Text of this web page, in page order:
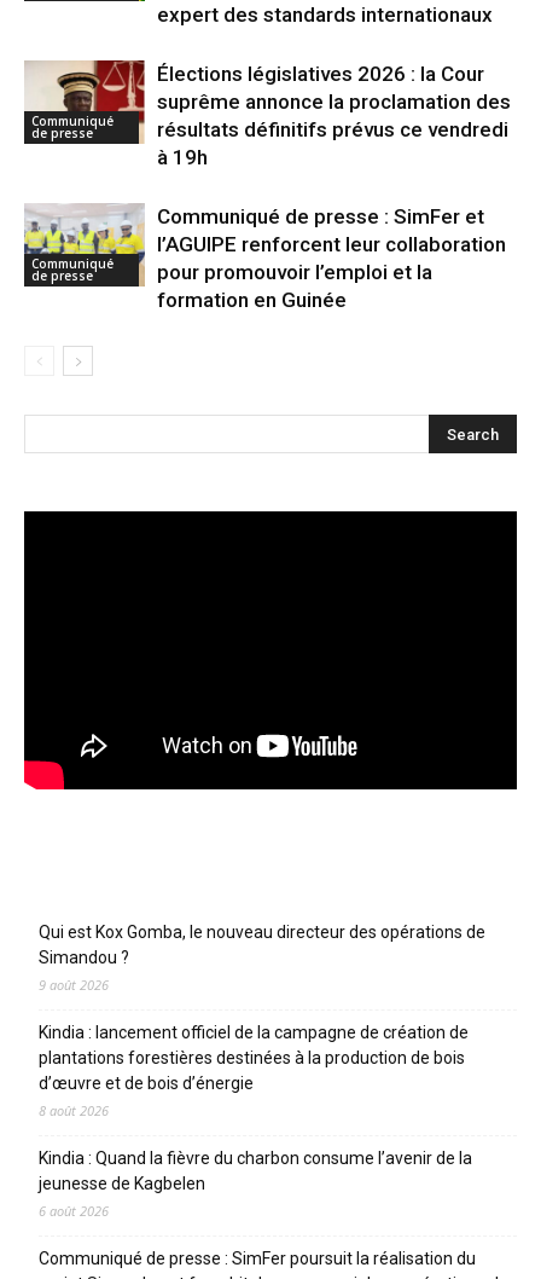
expert des standards internationaux
Communiqué
de presse
Élections législatives 2026 : la Cour
suprême annonce la proclamation des
résultats définitifs prévus ce vendredi
à 19h
Communiqué
de presse
Communiqué de presse : SimFer et
l’AGUIPE renforcent leur collaboration
pour promouvoir l’emploi et la
formation en Guinée
Qui est Kox Gomba, le nouveau directeur des opérations de
Simandou ?
9 août 2026
Kindia : lancement officiel de la campagne de création de
plantations forestières destinées à la production de bois
d’œuvre et de bois d’énergie
8 août 2026
Kindia : Quand la fièvre du charbon consume l’avenir de la
jeunesse de Kagbelen
6 août 2026
Communiqué de presse : SimFer poursuit la réalisation du